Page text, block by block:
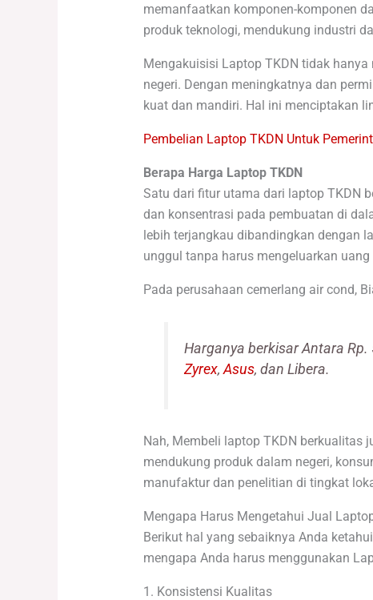
memanfaatkan komponen-komponen
produk teknologi, mendukung industri
Mengakuisisi Laptop TKDN tidak
negeri. Dengan meningkatnya dan
kuat dan mandiri. Hal ini menciptakan
Pembelian Laptop TKDN Untuk
Berapa Harga Laptop TKDN
Satu dari fitur utama dari laptop TKDN
dan konsentrasi pada pembuatan di
lebih terjangkau dibandingkan dengan
unggul tanpa harus mengeluarkan
Pada perusahaan cemerlang air cond,
Harganya berkisar Antara
Zyrex,Asus, dan Libera.
Nah, Membeli laptop TKDN berkualitas
mendukung produk dalam negeri,
manufaktur dan penelitian di tingkat
Mengapa Harus Mengetahui Jual
Berikut hal yang sebaiknya Anda
mengapa Anda harus menggunakan
1. Konsistensi Kualitas